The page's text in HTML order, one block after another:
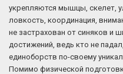
укрепляются мышцы, скелет,
ловкость, координация,
не застрахован от синяков и
достижений, ведь кто не
единоборств по-своему
Помимо физической